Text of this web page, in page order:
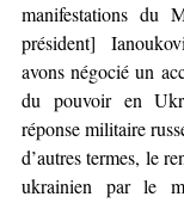
manifestations du
président]
avons négocié un
du pouvoir en
réponse militaire
d’autres termes, le
ukrainien par le